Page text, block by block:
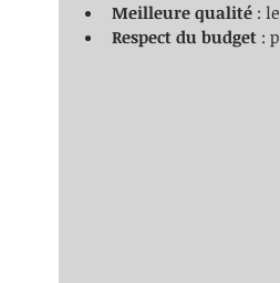
Meilleure qualité :
Respect du budget :